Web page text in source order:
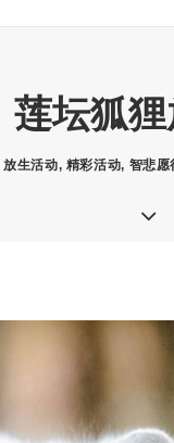
莲坛狐
放生活动, 精彩活动, 智悲愿